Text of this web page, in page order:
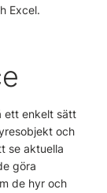
Excel.
ett enkelt sätt
och
se aktuella
göra
de hyr och